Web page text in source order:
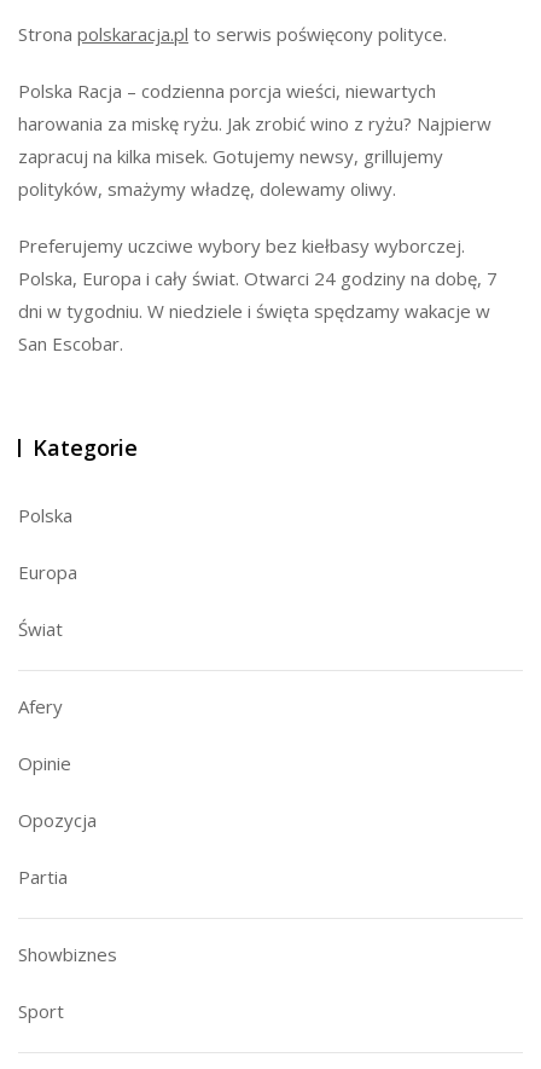
Strona polskaracja.pl to serwis poświęcony polityce.
Polska Racja – codzienna porcja wieści, niewartych
harowania za miskę ryżu. Jak zrobić wino z ryżu? Najpierw
zapracuj na kilka misek. Gotujemy newsy, grillujemy
polityków, smażymy władzę, dolewamy oliwy.
Preferujemy uczciwe wybory bez kiełbasy wyborczej.
Polska, Europa i cały świat. Otwarci 24 godziny na dobę, 7
dni w tygodniu. W niedziele i święta spędzamy wakacje w
San Escobar.
Kategorie
Polska
Europa
Świat
Afery
Opinie
Opozycja
Partia
Showbiznes
Sport